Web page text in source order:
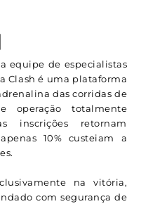
equipe de especialistas
Clash é uma plataforma
das corridas de
operação totalmente
inscrições retornam
10% custeiam a
na vitória,
com segurança de